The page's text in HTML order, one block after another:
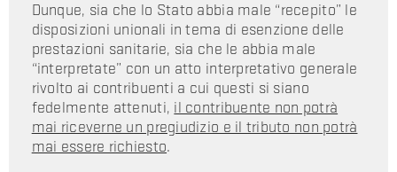
Dunque, sia che lo Stato abbia male “recepito” le
disposizioni unionali in tema di esenzione delle
prestazioni sanitarie, sia che le abbia male
“interpretate” con un atto interpretativo generale
rivolto ai contribuenti a cui questi si siano
fedelmente attenuti, il contribuente non potrà
mai riceverne un pregiudizio e il tributo non potrà
mai essere richiesto.